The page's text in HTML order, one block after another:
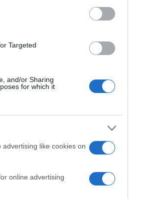
Targeted
and/or Sharing
for which it
like cookies on
online advertising
da
Conserva
Con la
e
E
Frigerio
Ultime notizie